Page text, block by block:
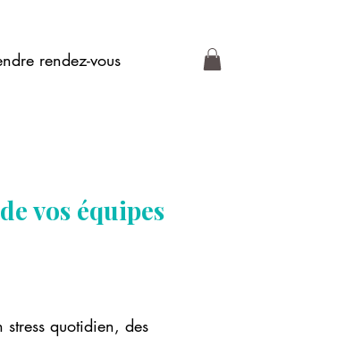
rendez-vous
vos équipes
stress quotidien, des